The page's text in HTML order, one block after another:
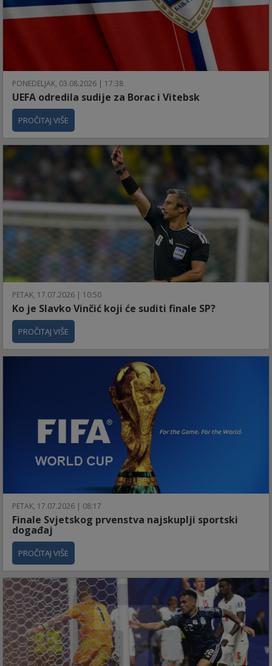
PONEDELJAK, 03.08.2026 | 17:38
UEFA odredila sudije za Borac i Vitebsk
PROČITAJ VIŠE
PETAK, 17.07.2026 | 10:50
Ko je Slavko Vinčić koji će suditi finale SP?
PROČITAJ VIŠE
PETAK, 17.07.2026 | 08:17
Finale Svjetskog prvenstva najskuplji sportski
događaj
PROČITAJ VIŠE